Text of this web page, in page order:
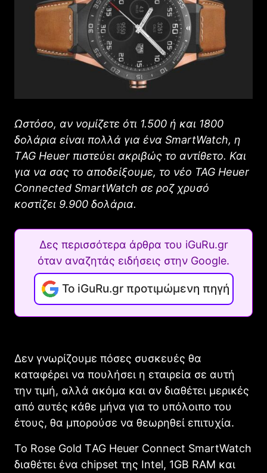
Ωστόσο, αν νομίζετε ότι 1.500 ή και 1800
δολάρια είναι πολλά για ένα SmartWatch, η
ΤAG Heuer πιστεύει ακριβώς το αντίθετο. Και
για να σας το αποδείξουμε, το νέο TAG Heuer
Connected SmartWatch σε ροζ χρυσό
κοστίζει 9.900 δολάρια.
Δες περισσότερα άρθρα του iGuRu.gr
όταν αναζητάς ειδήσεις στην Google.
Το iGuRu.gr προτιμώμενη πηγή
Δεν γνωρίζουμε πόσες συσκευές θα
καταφέρει να πουλήσει η εταιρεία σε αυτή
την τιμή, αλλά ακόμα και αν διαθέτει μερικές
από αυτές κάθε μήνα για το υπόλοιπο του
έτους, θα μπορούσε να θεωρηθεί επιτυχία.
Το Rose Gold ΤAG Heuer Connect SmartWatch
διαθέτει ένα chipset της Intel, 1GB RAM και